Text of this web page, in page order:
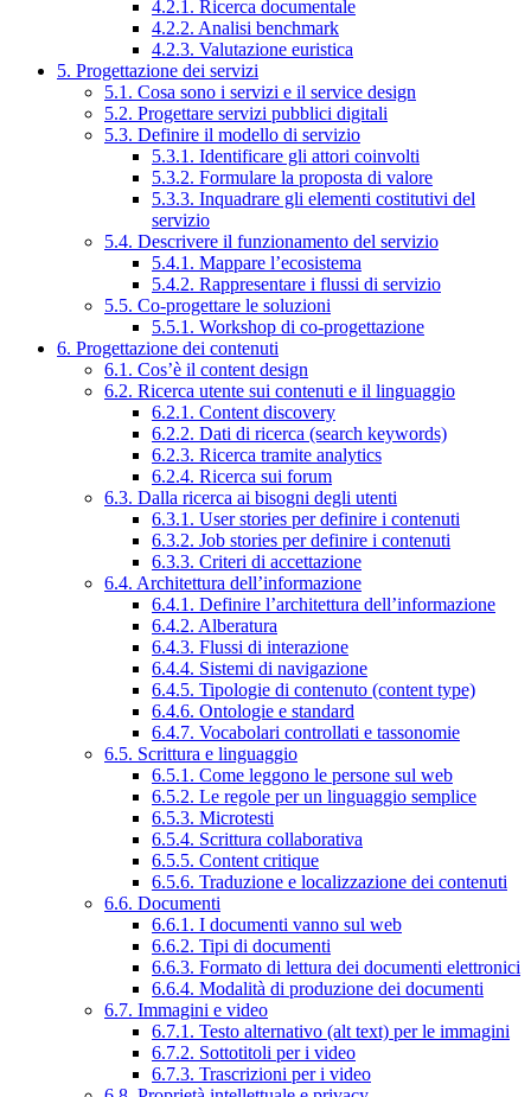
4.2.1. Ricerca documentale
4.2.2. Analisi benchmark
4.2.3. Valutazione euristica
5. Progettazione dei servizi
5.1. Cosa sono i servizi e il service design
5.2. Progettare servizi pubblici digitali
5.3. Definire il modello di servizio
5.3.1. Identificare gli attori coinvolti
5.3.2. Formulare la proposta di valore
5.3.3. Inquadrare gli elementi costitutivi del
servizio
5.4. Descrivere il funzionamento del servizio
5.4.1. Mappare l’ecosistema
5.4.2. Rappresentare i flussi di servizio
5.5. Co-progettare le soluzioni
5.5.1. Workshop di co-progettazione
6. Progettazione dei contenuti
6.1. Cos’è il content design
6.2. Ricerca utente sui contenuti e il linguaggio
6.2.1. Content discovery
6.2.2. Dati di ricerca (search keywords)
6.2.3. Ricerca tramite analytics
6.2.4. Ricerca sui forum
6.3. Dalla ricerca ai bisogni degli utenti
6.3.1. User stories per definire i contenuti
6.3.2. Job stories per definire i contenuti
6.3.3. Criteri di accettazione
6.4. Architettura dell’informazione
6.4.1. Definire l’architettura dell’informazione
6.4.2. Alberatura
6.4.3. Flussi di interazione
6.4.4. Sistemi di navigazione
6.4.5. Tipologie di contenuto (content type)
6.4.6. Ontologie e standard
6.4.7. Vocabolari controllati e tassonomie
6.5. Scrittura e linguaggio
6.5.1. Come leggono le persone sul web
6.5.2. Le regole per un linguaggio semplice
6.5.3. Microtesti
6.5.4. Scrittura collaborativa
6.5.5. Content critique
6.5.6. Traduzione e localizzazione dei contenuti
6.6. Documenti
6.6.1. I documenti vanno sul web
6.6.2. Tipi di documenti
6.6.3. Formato di lettura dei documenti elettronici
6.6.4. Modalità di produzione dei documenti
6.7. Immagini e video
6.7.1. Testo alternativo (alt text) per le immagini
6.7.2. Sottotitoli per i video
6.7.3. Trascrizioni per i video